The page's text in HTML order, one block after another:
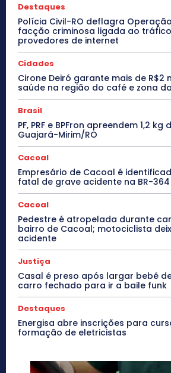
Destaques
Polícia Civil-RO deflagra
facção criminosa ligada ao
provedores de internet
Cidades
Cirone Deiró garante mais de R$2
saúde na região do café e zona
Brasil
PF, PRF e BPFron apreendem 1,2
Guajará-Mirim/RO
Cacoal
Empresário de Cacoal é
fatal de grave acidente na BR-364
Cacoal
Pedestre é atropelada durante
bairro de Cacoal; motociclista
acidente
Justiça
Casal é preso após largar bebê
carro fechado para ir a baile funk
Destaques
Energisa abre inscrições para
formação de eletricistas